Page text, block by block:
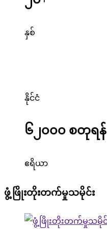
နှစ်
နိုင်ငံ
၆၂၀၀၀ စတုရ
ဧရိယာ
ဖွံ့ဖြိုးတိုးတက်မှုသမိုင်း